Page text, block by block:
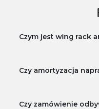
Czym jest wing rack
Czy amortyzacja
Czy zamówienie